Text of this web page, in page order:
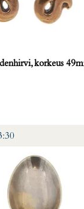
korkeus